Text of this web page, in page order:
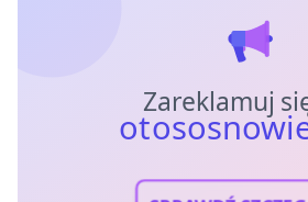
Zareklamuj